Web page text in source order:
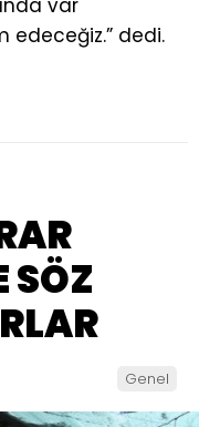
var
edeceğiz.” dedi.
SÖZ
Genel